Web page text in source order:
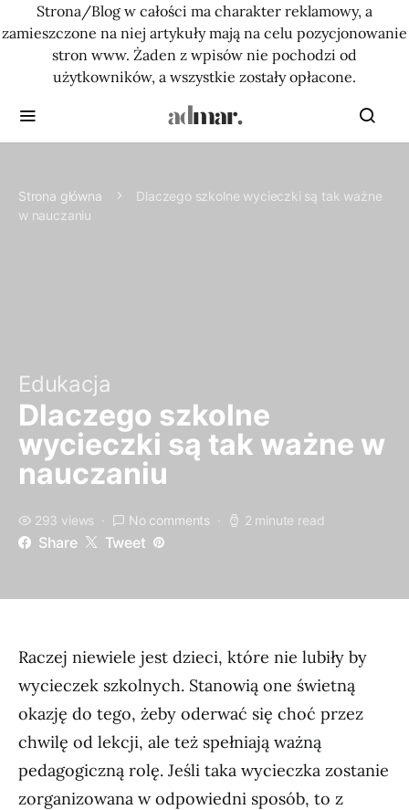
Strona/Blog w całości ma charakter reklamowy, a
zamieszczone na niej artykuły mają na celu pozycjonowanie
stron www. Żaden z wpisów nie pochodzi od
użytkowników, a wszystkie zostały opłacone.
Strona główna
Dlaczego szkolne wycieczki są tak ważne
w nauczaniu
Edukacja
Dlaczego szkolne
wycieczki są tak ważne w
nauczaniu
293 views No comments 2 minute read
Share Tweet
Raczej niewiele jest dzieci, które nie lubiły by
wycieczek szkolnych. Stanowią one świetną
okazję do tego, żeby oderwać się choć przez
chwilę od lekcji, ale też spełniają ważną
pedagogiczną rolę. Jeśli taka wycieczka zostanie
zorganizowana w odpowiedni sposób, to z